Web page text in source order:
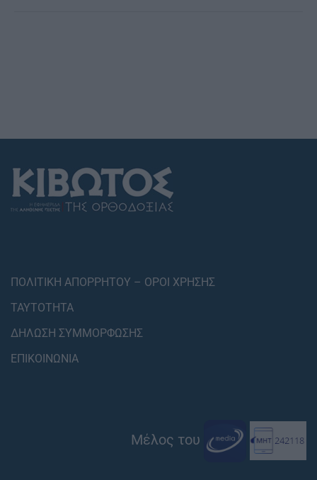
ΠΟΛΙΤΙΚΗ ΑΠΟΡΡΗΤΟΥ – ΟΡΟΙ ΧΡΗΣΗΣ
ΤΑΥΤΟΤΗΤΑ
ΔΗΛΩΣΗ ΣΥΜΜΟΡΦΩΣΗΣ
ΕΠΙΚΟΙΝΩΝΙΑ
Μέλος του